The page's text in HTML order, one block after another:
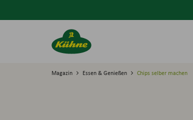
Springe zum Hauptinhalt
Magazin Essen & Genießen Chips selber machen